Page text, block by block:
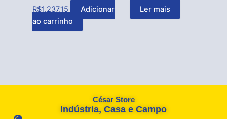
R$1.237,15
Adicionar
ao carrinho
Ler mais
César Store
Indústria, Casa e Campo